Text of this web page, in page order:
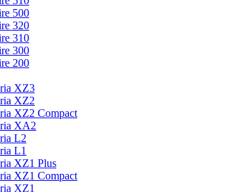
500
320
310
300
200
XZ3
XZ2
XZ2 Compact
XA2
L2
L1
XZ1 Plus
XZ1 Compact
XZ1